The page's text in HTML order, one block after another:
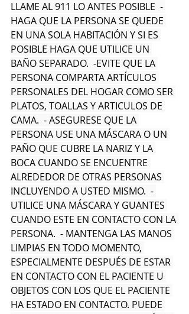
LLAME AL 911 LO ANTES POSIBLE  -
HAGA QUE LA PERSONA SE QUEDE
EN UNA SOLA HABITACIÓN Y SI ES
POSIBLE HAGA QUE UTILICE UN
BAÑO SEPARADO.  -EVITE QUE LA
PERSONA COMPARTA ARTÍCULOS
PERSONALES DEL HOGAR COMO SER
PLATOS, TOALLAS Y ARTICULOS DE
CAMA.  - ASEGURESE QUE LA
PERSONA USE UNA MÁSCARA O UN
PAÑO QUE CUBRE LA NARIZ Y LA
BOCA CUANDO SE ENCUENTRE
ALREDEDOR DE OTRAS PERSONAS
INCLUYENDO A USTED MISMO.  -
UTILICE UNA MÁSCARA Y GUANTES
CUANDO ESTE EN CONTACTO CON LA
PERSONA.  - MANTENGA LAS MANOS
LIMPIAS EN TODO MOMENTO,
ESPECIALMENTE DESPUÉS DE ESTAR
EN CONTACTO CON EL PACIENTE U
OBJETOS CON LOS QUE EL PACIENTE
HA ESTADO EN CONTACTO. PUEDE